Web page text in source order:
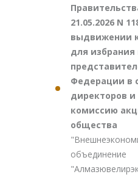
21.05.2026 N
выдвижении
для избрания
Федерации в
директоров
комиссию
общества
объединение